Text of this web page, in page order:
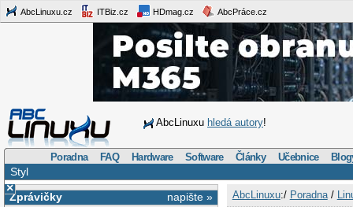
AbcLinuxu.cz ITBiz.cz HDmag.cz AbcPráce.cz
AbcLinuxu hledá autory!
Poradna FAQ Hardware Software Články Učebnice
Styl
×
napište »
Zprávičky
AbcLinuxu:/ Poradna/